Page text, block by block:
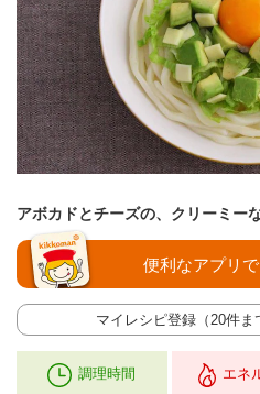
アボカドとチーズの、クリーミー
マイレシピ登録（20件ま
便利なアプリ
調理時間 エネ